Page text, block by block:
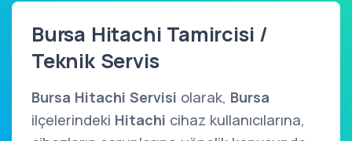
Bursa Hitachi Tamircisi /
Teknik Servis
Bursa Hitachi Servisi olarak, Bursa
ilçelerindeki Hitachi cihaz kullanıcılarına,